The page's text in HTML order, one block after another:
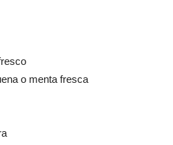
o menta fresca